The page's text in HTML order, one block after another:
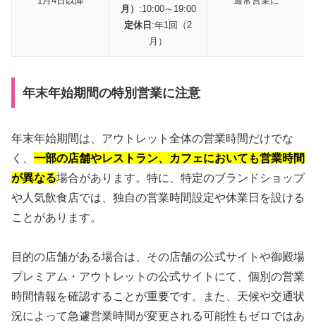
月） :10:00～19:00
定休日 :年1回（2
月）
年末年始期間の特別営業に注意
年末年始期間は、アウトレット全体の営業時間だけでな
く、 一部の店舗やレストラン、カフェにおいても営業時間
が異なる場合があります。特に、特定のブランドショップ
や人気飲食店では、独自の営業時間設定や休業日を設ける
ことがあります。
目的の店舗がある場合は、その店舗の公式サイトや御殿場
プレミアム・アウトレットの公式サイトにて、個別の営業
時間情報を確認することが重要です。また、天候や交通状
況によって急遽営業時間が変更される可能性もゼロではあ